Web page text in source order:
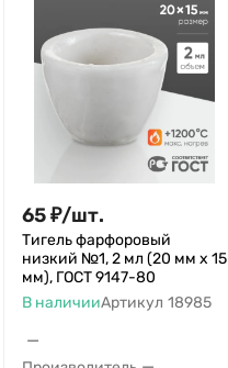
65₽/шт.
Тигель фарфоровый
низкий №1, 2 мл (20 мм х 15
мм), ГОСТ 9147-80
В наличииАртикул 18985
—